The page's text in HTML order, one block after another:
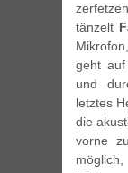
tänzelt
geht
und
letztes
die
vorne